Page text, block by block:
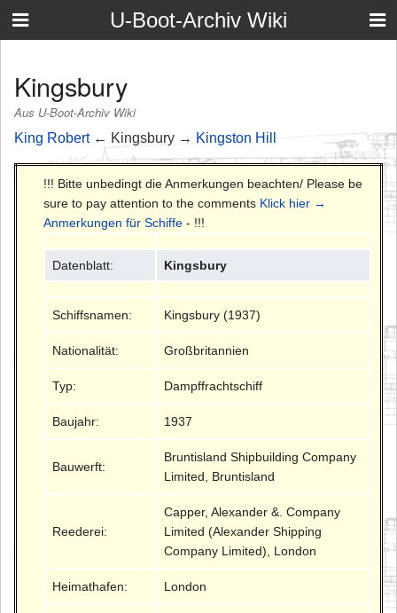
U-Boot-Archiv Wiki
Kingsbury
Aus U-Boot-Archiv Wiki
King Robert← Kingsbury → Kingston Hill
!!! Bitte unbedingt die Anmerkungen beachten/ Please be
sure to pay attention to the comments Klick hier →
Anmerkungen für Schiffe - !!!
Datenblatt: Kingsbury
Schiffsnamen: Kingsbury (1937)
Nationalität: Großbritannien
Typ: Dampffrachtschiff
Baujahr: 1937
Bauwerft:
Bruntisland Shipbuilding Company
Limited, Bruntisland
Reederei:
Capper, Alexander &. Company
Limited (Alexander Shipping
Company Limited), London
Heimathafen: London